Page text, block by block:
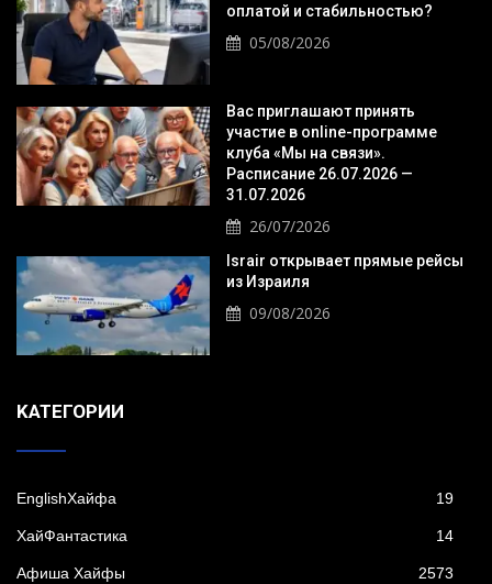
оплатой и стабильностью?
05/08/2026
Вас приглашают принять
участие в online-программе
клуба «Мы на связи».
Расписание 26.07.2026 —
31.07.2026
26/07/2026
Israir открывает прямые рейсы
из Израиля
09/08/2026
KАТЕГОРИИ
EnglishХайфа 19
XайФантастика 14
Афиша Хайфы 2573